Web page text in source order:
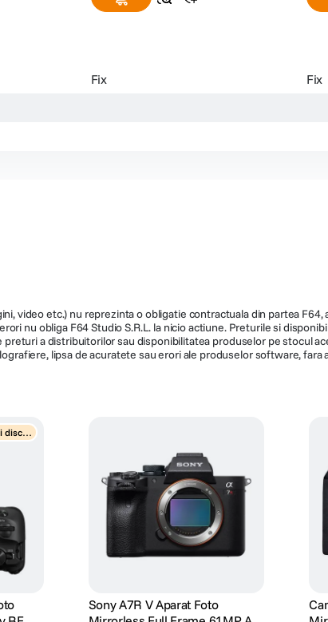
Fix Fix
video etc.) nu reprezinta o obligatie contractuala din partea
nu obliga F64 Studio S.R.L. la nicio actiune. Preturile si
a distribuitorilor sau disponibilitatea produselor pe stocul
lipsa de acuratete sau erori ale produselor software, fara
disco
Sony A7R V Aparat Foto